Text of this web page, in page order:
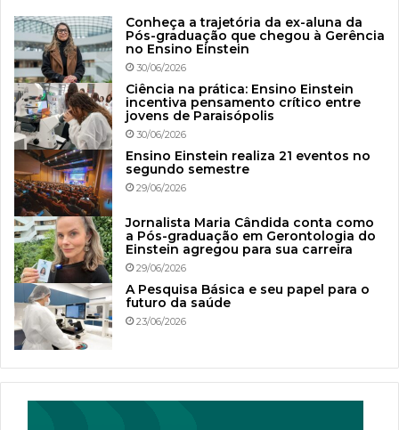
Conheça a trajetória da ex-aluna da
Pós-graduação que chegou à Gerência
no Ensino Einstein
30/06/2026
Ciência na prática: Ensino Einstein
incentiva pensamento crítico entre
jovens de Paraisópolis
30/06/2026
Ensino Einstein realiza 21 eventos no
segundo semestre
29/06/2026
Jornalista Maria Cândida conta como
a Pós-graduação em Gerontologia do
Einstein agregou para sua carreira
29/06/2026
A Pesquisa Básica e seu papel para o
futuro da saúde
23/06/2026